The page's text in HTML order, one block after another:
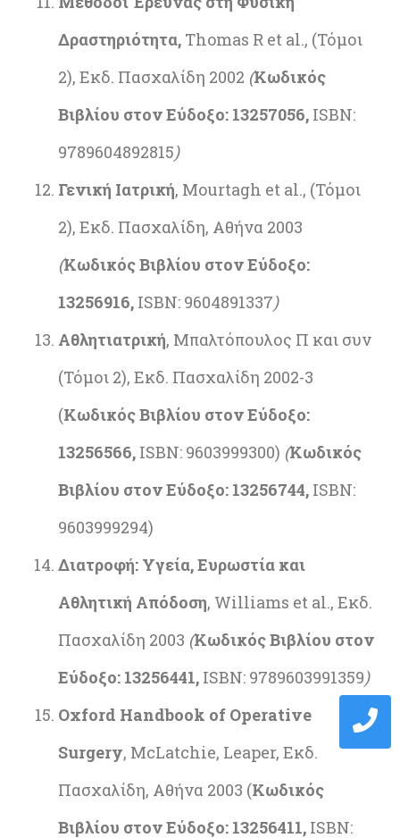
Δραστηριότητα, Thomas R et al., (Τόμοι
2), Εκδ. Πασχαλίδη 2002 (Κωδικός
Βιβλίου στον Εύδοξο: 13257056, ISBN:
9789604892815)
Γενική Ιατρική, Μourtagh et al., (Τόμοι
2), Εκδ. Πασχαλίδη, Αθήνα 2003
(Κωδικός Βιβλίου στον Εύδοξο:
13256916, ISBN: 9604891337)
Αθλητιατρική, Μπαλτόπουλος Π και συν
(Τόμοι 2), Εκδ. Πασχαλίδη 2002-3
(Κωδικός Βιβλίου στον Εύδοξο:
13256566, ISBN: 9603999300) (Κωδικός
Βιβλίου στον Εύδοξο: 13256744, ISBN:
9603999294)
Διατροφή: Υγεία, Ευρωστία και
Αθλητική Απόδοση, Williams et al., Εκδ.
Πασχαλίδη 2003 (Κωδικός Βιβλίου στον
Εύδοξο: 13256441, ISBN: 9789603991359)
Οxford Handbook of Operative
Surgery, McLatchie, Leaper, Eκδ.
Πασχαλίδη, Αθήνα 2003 (Κωδικός
Βιβλίου στον Εύδοξο: 13256411, ISBN: